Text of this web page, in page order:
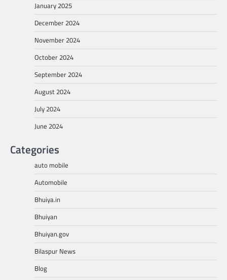
January 2025
December 2024
November 2024
October 2024
September 2024
August 2024
July 2024
June 2024
Categories
auto mobile
Automobile
Bhuiya.in
Bhuiyan
Bhuiyan.gov
Bilaspur News
Blog